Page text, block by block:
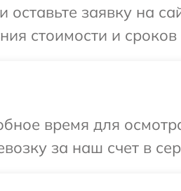
заявку на
стоимости и
время для
за наш счет в